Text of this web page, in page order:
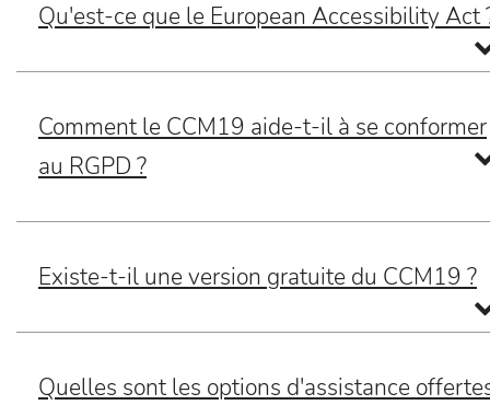
Qu'est-ce que le European Accessibility Act
Comment le CCM19 aide-t-il à se conformer
au RGPD ?
Existe-t-il une version gratuite du CCM19 ?
Quelles sont les options d'assistance